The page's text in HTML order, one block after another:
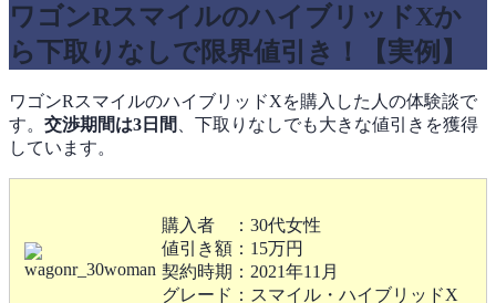
ワゴンRスマイルのハイブリッドXか
ら下取りなしで限界値引き！【実例】
ワゴンRスマイルのハイブリッドXを購入した人の体験談で
す。 交渉期間は3日間 、下取りなしでも大きな値引きを獲得
しています。
購入者 ：30代女性
値引き額：15万円
契約時期：2021年11月
グレード：スマイル・ハイブリッドX